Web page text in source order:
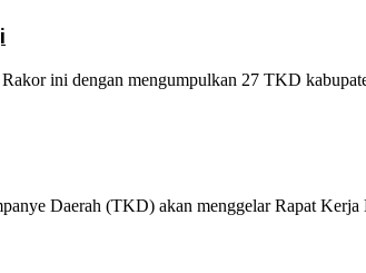
ini dengan mengumpulkan 27 TKD
Daerah (TKD) akan menggelar Rapat Kerja